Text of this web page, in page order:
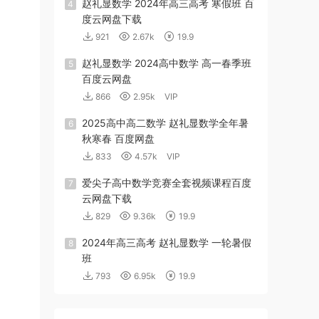
4
赵礼显数学 2024年高三高考 寒假班 百
度云网盘下载
921 2.67k 19.9
5
赵礼显数学 2024高中数学 高一春季班
百度云网盘
866 2.95k VIP
6
2025高中高二数学 赵礼显数学全年暑
秋寒春 百度网盘
833 4.57k VIP
7
爱尖子高中数学竞赛全套视频课程百度
云网盘下载
829 9.36k 19.9
8
2024年高三高考 赵礼显数学 一轮暑假
班
793 6.95k 19.9